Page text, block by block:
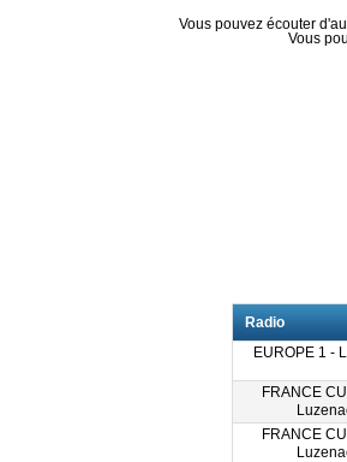
Vous pouvez écouter
Vous
Radio
EUROPE 1 -
FRANCE
FRANCE